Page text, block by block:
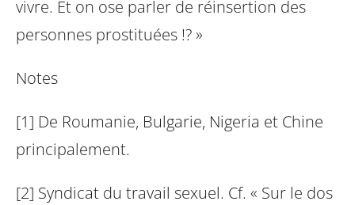
vivre. Et on ose parler de réinsertion des
personnes prostituées !? »
Notes
[1] De Roumanie, Bulgarie, Nigeria et Chine
principalement.
[2] Syndicat du travail sexuel. Cf. « Sur le dos